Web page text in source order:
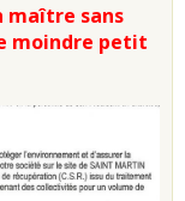
maître sans
moindre petit